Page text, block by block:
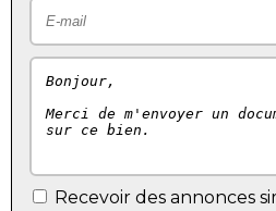
Recevoir des annonces